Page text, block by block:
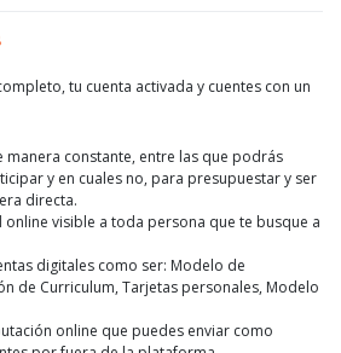
tu cuenta activada y cuentes con un
manera constante, entre las que podrás
y en cuales no, para presupuestar y ser
directa.
online visible a toda persona que te busque a
digitales como ser: Modelo de
de Curriculum, Tarjetas personales, Modelo
online que puedes enviar como